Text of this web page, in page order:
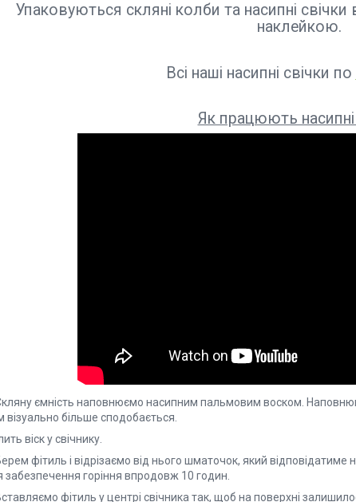
Упаковуються скляні колби та насипні
наклейкою.
Всі наші насипні свічки по
Як працюють насипні
ємність наповнюємо насипним пальмовим воском.
візуально більше сподобається.
віск у свічнику.
фітиль і відрізаємо від нього шматочок, який відповідатиме
забезпечення горіння впродовж 10 годин.
фітиль у центрі свічника так, щоб на поверхні